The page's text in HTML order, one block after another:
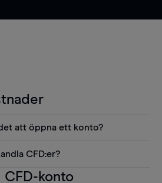
att öppna ett konto?
som diagram, Reuters
CFD:er?
att tänka på när man
CFD-konto